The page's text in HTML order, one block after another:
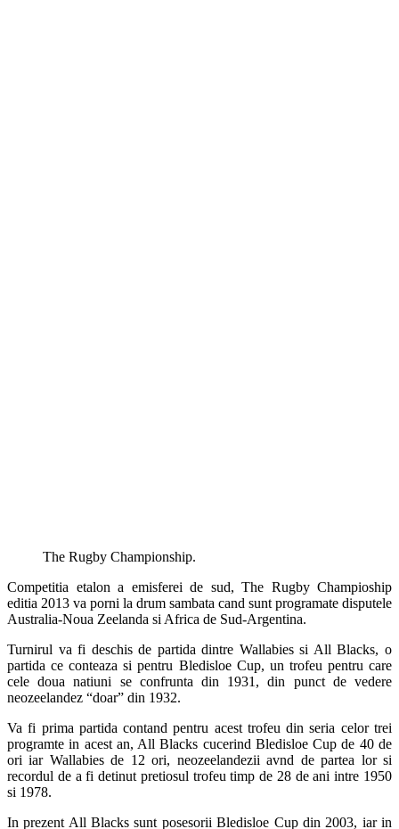
The Rugby Championship.
Competitia etalon a emisferei de sud, The Rugby Champioship
editia 2013 va porni la drum sambata cand sunt programate disputele
Australia-Noua Zeelanda si Africa de Sud-Argentina.
Turnirul va fi deschis de partida dintre Wallabies si All Blacks, o
partida ce conteaza si pentru Bledisloe Cup, un trofeu pentru care
cele doua natiuni se confrunta din 1931, din punct de vedere
neozeelandez “doar” din 1932.
Va fi prima partida contand pentru acest trofeu din seria celor trei
programte in acest an, All Blacks cucerind Bledisloe Cup de 40 de
ori iar Wallabies de 12 ori, neozeelandezii avnd de partea lor si
recordul de a fi detinut pretiosul trofeu timp de 28 de ani intre 1950
si 1978.
In prezent All Blacks sunt posesorii Bledisloe Cup din 2003, iar in